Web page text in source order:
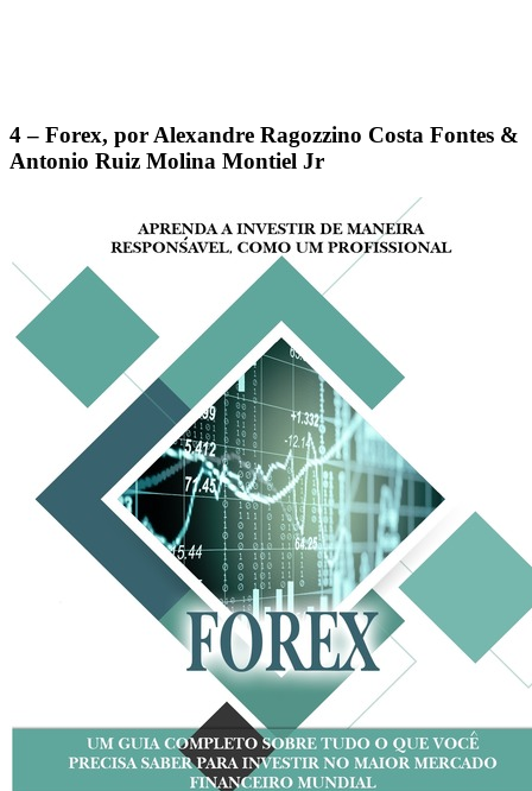
4 – Forex, por Alexandre Ragozzino Costa Fontes &
Antonio Ruiz Molina Montiel Jr